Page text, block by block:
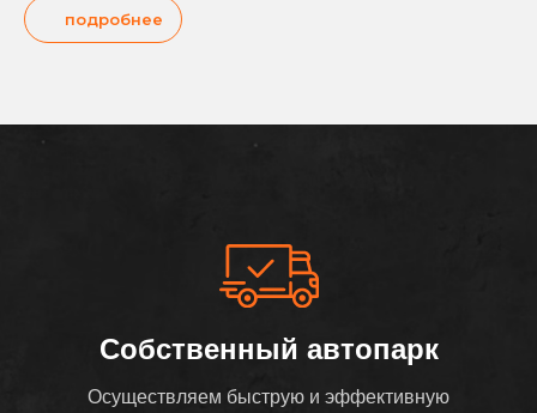
подробнее
Осуществляем быструю и эффективную
Собственный автопарк